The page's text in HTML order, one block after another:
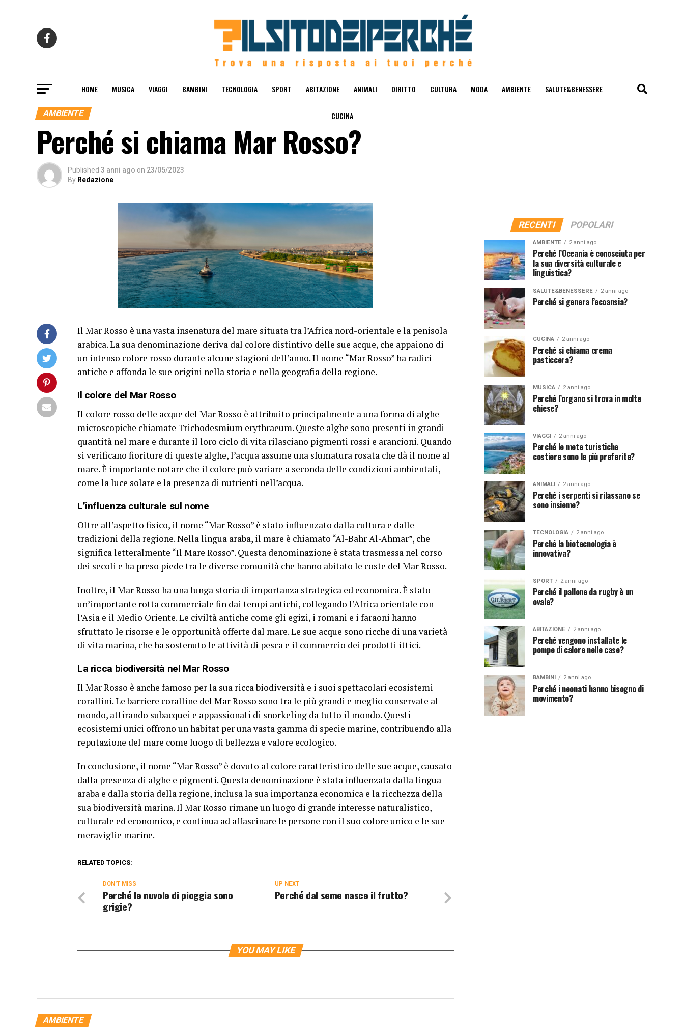
HOME MUSICA VIAGGI BAMBINI TECNOLOGIA SPORT ABITAZIONE ANIMALI DIRITTO CULTURA MODA AMBIENTE SALUTE&BENESSERE
CUCINA
AMBIENTE
Perché si chiama Mar Rosso?
Published 3 anni ago on 23/05/2023
By Redazione
Il Mar Rosso è una vasta insenatura del mare situata tra l’Africa nord-orientale e la penisola
arabica. La sua denominazione deriva dal colore distintivo delle sue acque, che appaiono di
un intenso colore rosso durante alcune stagioni dell’anno. Il nome “Mar Rosso” ha radici
antiche e affonda le sue origini nella storia e nella geografia della regione.
Il colore del Mar Rosso
Il colore rosso delle acque del Mar Rosso è attribuito principalmente a una forma di alghe
microscopiche chiamate Trichodesmium erythraeum. Queste alghe sono presenti in grandi
quantità nel mare e durante il loro ciclo di vita rilasciano pigmenti rossi e arancioni. Quando
si verificano fioriture di queste alghe, l’acqua assume una sfumatura rosata che dà il nome al
mare. È importante notare che il colore può variare a seconda delle condizioni ambientali,
come la luce solare e la presenza di nutrienti nell’acqua.
L’influenza culturale sul nome
Oltre all’aspetto fisico, il nome “Mar Rosso” è stato influenzato dalla cultura e dalle
tradizioni della regione. Nella lingua araba, il mare è chiamato “Al-Bahr Al-Ahmar”, che
significa letteralmente “Il Mare Rosso”. Questa denominazione è stata trasmessa nel corso
dei secoli e ha preso piede tra le diverse comunità che hanno abitato le coste del Mar Rosso.
Inoltre, il Mar Rosso ha una lunga storia di importanza strategica ed economica. È stato
un’importante rotta commerciale fin dai tempi antichi, collegando l’Africa orientale con
l’Asia e il Medio Oriente. Le civiltà antiche come gli egizi, i romani e i faraoni hanno
sfruttato le risorse e le opportunità offerte dal mare. Le sue acque sono ricche di una varietà
di vita marina, che ha sostenuto le attività di pesca e il commercio dei prodotti ittici.
La ricca biodiversità nel Mar Rosso
Il Mar Rosso è anche famoso per la sua ricca biodiversità e i suoi spettacolari ecosistemi
corallini. Le barriere coralline del Mar Rosso sono tra le più grandi e meglio conservate al
mondo, attirando subacquei e appassionati di snorkeling da tutto il mondo. Questi
ecosistemi unici offrono un habitat per una vasta gamma di specie marine, contribuendo alla
reputazione del mare come luogo di bellezza e valore ecologico.
In conclusione, il nome “Mar Rosso” è dovuto al colore caratteristico delle sue acque, causato
dalla presenza di alghe e pigmenti. Questa denominazione è stata influenzata dalla lingua
araba e dalla storia della regione, inclusa la sua importanza economica e la ricchezza della
sua biodiversità marina. Il Mar Rosso rimane un luogo di grande interesse naturalistico,
culturale ed economico, e continua ad affascinare le persone con il suo colore unico e le sue
meraviglie marine.
RELATED TOPICS:
UP NEXT
Perché dal seme nasce il frutto?
DON'T MISS
Perché le nuvole di pioggia sono
grigie?
YOU MAY LIKE
AMBIENTE
RECENTI POPOLARI
AMBIENTE 2 anni ago
Perché l’Oceania è conosciuta per
la sua diversità culturale e
linguistica?
SALUTE&BENESSERE 2 anni ago
Perché si genera l’ecoansia?
CUCINA 2 anni ago
Perché si chiama crema
pasticcera?
MUSICA 2 anni ago
Perché l’organo si trova in molte
chiese?
VIAGGI 2 anni ago
Perché le mete turistiche
costiere sono le più preferite?
ANIMALI 2 anni ago
Perché i serpenti si rilassano se
sono insieme?
TECNOLOGIA 2 anni ago
Perché la biotecnologia è
innovativa?
SPORT 2 anni ago
Perché il pallone da rugby è un
ovale?
ABITAZIONE 2 anni ago
Perché vengono installate le
pompe di calore nelle case?
BAMBINI 2 anni ago
Perché i neonati hanno bisogno di
movimento?